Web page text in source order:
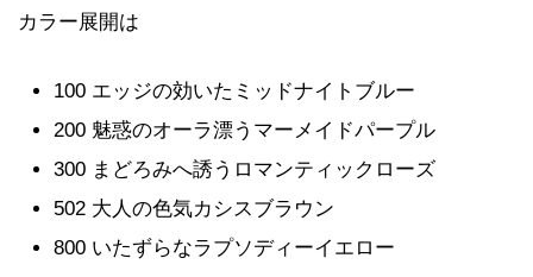
カラー展開は
100 エッジの効いたミッドナイトブルー
200 魅惑のオーラ漂うマーメイドパープル
300 まどろみへ誘うロマンティックローズ
502 大人の色気カシスブラウン
800 いたずらなラプソディーイエロー